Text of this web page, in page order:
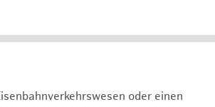
oder einen